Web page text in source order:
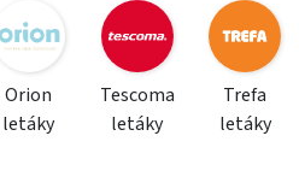
Orion
letáky
Tescoma
letáky
Trefa
letáky